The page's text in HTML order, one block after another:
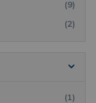
(9)
(2)
(1)